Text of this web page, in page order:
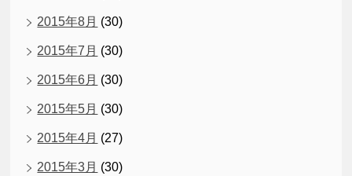
2015年8月 (30)
2015年7月 (30)
2015年6月 (30)
2015年5月 (30)
2015年4月 (27)
2015年3月 (30)